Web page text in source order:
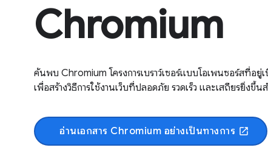
Chromium
ค้นพบ Chromium โครงการเบราว์เซอร์แบบโอเพนซอร์สที่อ
เพื่อสร้างวิธีการใช้งานเว็บที่ปลอดภัย รวดเร็ว และเสถียรยิ่งขึ้
อ่านเอกสาร Chromium อย่างเป็นทางการ open_in_new